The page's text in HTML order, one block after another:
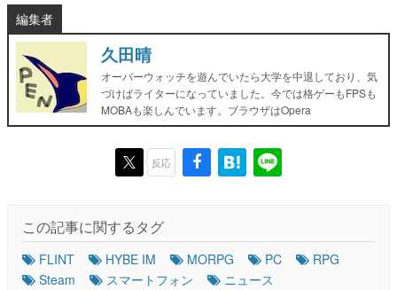
編集者
久田晴
オーバーウォッチを遊んでいたら大学を中退しており、気
づけばライターになっていました。今では格ゲーもFPSも
MOBAも楽しんでいます。ブラウザはOpera
反応
この記事に関するタグ
FLINT HYBE IM MORPG PC
RPG
Steam
スマートフォン
ニュース